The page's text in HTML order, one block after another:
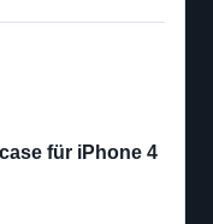
für iPhone 4